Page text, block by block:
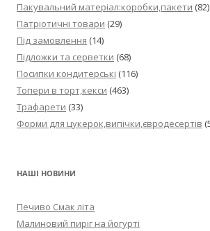
Пакувальний матеріал:коробки,пакети (82)
Патріотичні товари (29)
Під замовлення (14)
Підложки та серветки (68)
Посипки кондитерські (116)
Топери в торт,кекси (463)
Трафарети (33)
Форми для цукерок,випічки,євродесертів
НАШІ НОВИНИ
Печиво Смак літа
Малиновий пиріг на йогурті